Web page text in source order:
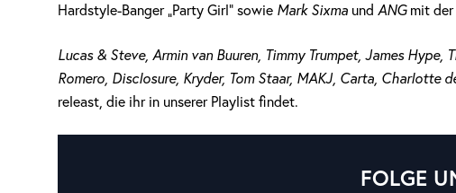
Hardstyle-Banger „Party Girl“ sowie Mark Sixma und ANG mit der
Lucas & Steve, Armin van Buuren, Timmy Trumpet, James
Romero, Disclosure, Kryder, Tom Staar, MAKJ, Carta, Charlotte
releast, die ihr in unserer Playlist findet.
FOLGE